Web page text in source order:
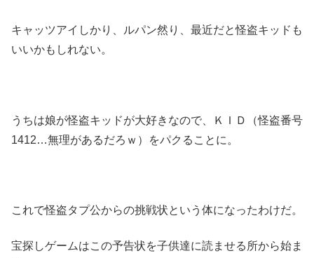
キャッツアイしかり、ルパン然り、最近だと怪盗キッドも
いいかもしれない。
うちは娘が怪盗キッドが大好きなので、ＫＩＤ（怪盗番号
1412…無理があるだろｗ）をパクることに。
これで怪盗タプ公からの挑戦状という体になったわけだ。
宝探しゲームはこの予告状を子供達に読ませる所から始ま